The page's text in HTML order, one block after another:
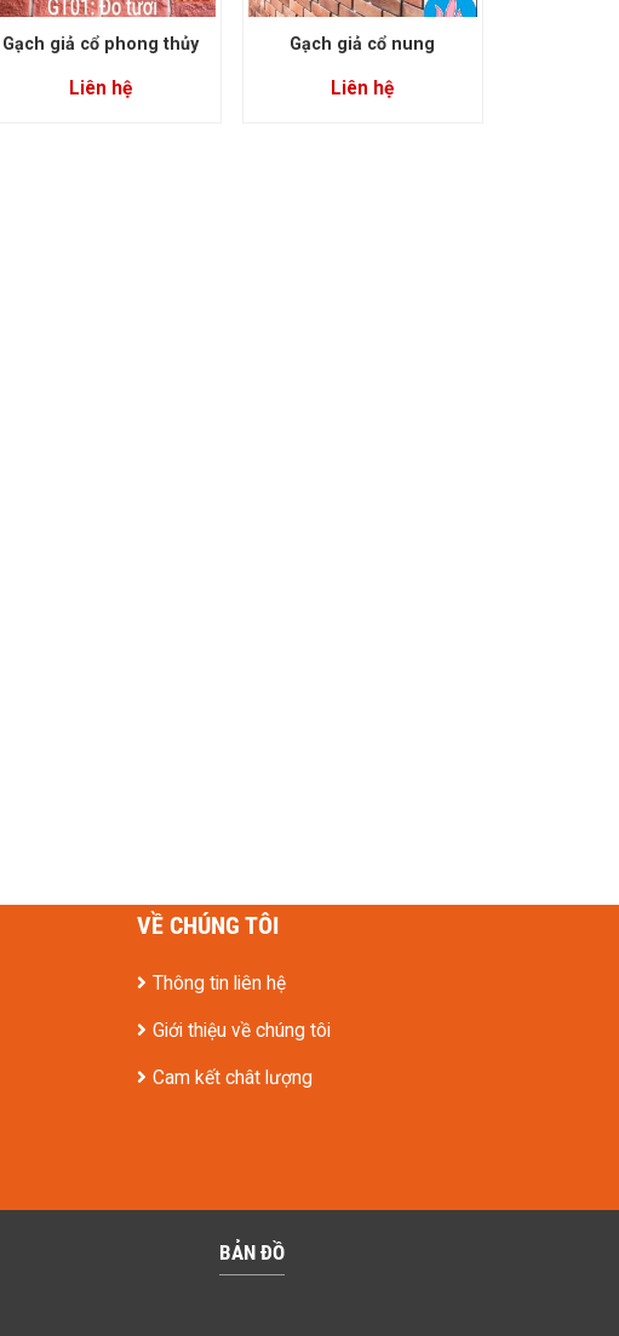
Gạch giả cổ phong thủy
Liên hệ
Gạch giả cổ nung
Liên hệ
VỀ CHÚNG TÔI
Thông tin liên hệ
Giới thiệu về chúng tôi
Cam kết chât lượng
BẢN ĐỒ